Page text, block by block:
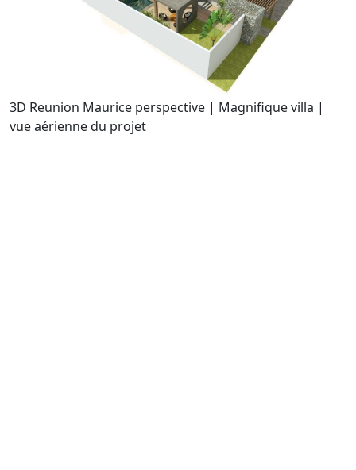
3D Reunion Maurice perspective | Magnifique villa |
vue aérienne du projet